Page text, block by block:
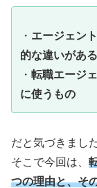
・ エージェン
的な違いがある
・ 転職エージ
に使うもの
だと気づきました
そこで今回は、
つの理由と、そ